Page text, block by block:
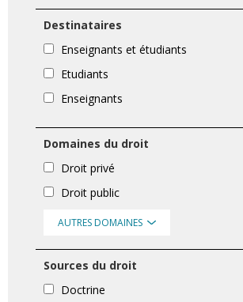
Destinataires
Enseignants et étudiants
Etudiants
Enseignants
Domaines du droit
Droit privé
Droit public
AUTRES DOMAINES
Sources du droit
Doctrine